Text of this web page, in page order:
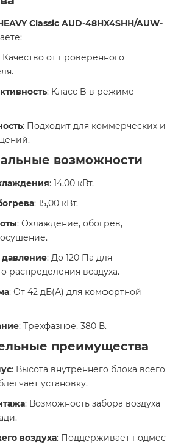
Classic AUD-48HX4SHH/AUW-
Качество от проверенного
: Класс B в режиме
: Подходит для коммерческих и
возможности
: 14,00 кВт.
: 15,00 кВт.
: Охлаждение, обогрев,
давление: До 120 Па для
распределения воздуха.
: От 42 дБ(А) для комфортной
: Трехфазное, 380 В.
преимущества
: Высота внутреннего блока всего
установку.
: Возможность забора воздуха
воздуха: Поддерживает подмес